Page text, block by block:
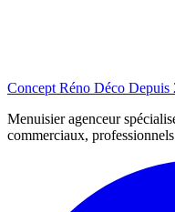
Concept Réno Déco Depuis
Menuisier agenceur
commerciaux,